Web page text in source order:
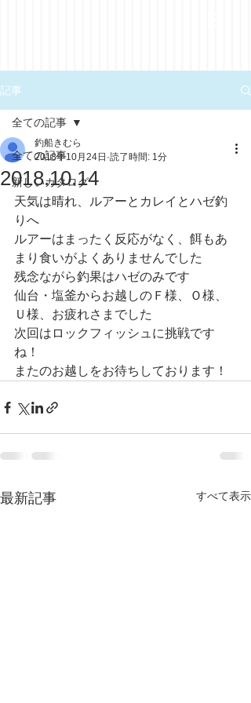
記事
全ての記事
新しいカタログ
全ての記事
2018.10.14
釣船きむら
2018年10月24日 読了時間: 1分
天気は晴れ、ルアーとカレイとハゼ釣
りへ
ルアーはまったく反応がなく、餌もあ
まり食いがよくありませんでした
残念ながら釣果はハゼのみです
仙台・塩釜からお越しのＦ様、Ｏ様、
Ｕ様、お疲れさまでした
次回はロックフィッシュに挑戦です
ね！
またのお越しをお待ちしております！
最新記事 すべて表示